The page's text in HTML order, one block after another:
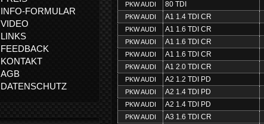
PKW AUDI 80 TDI
PKW AUDI A1 1.4 TDI CR
PKW AUDI A1 1.6 TDI CR
PKW AUDI A1 1.6 TDI CR
PKW AUDI A1 1.6 TDI CR
PKW AUDI A1 2.0 TDI CR
PKW AUDI A2 1.2 TDI PD
PKW AUDI A2 1.4 TDI PD
PKW AUDI A2 1.4 TDI PD
PKW AUDI A3 1.6 TDI CR
INFO-FORMULAR
VIDEO
LINKS
FEEDBACK
KONTAKT
AGB
DATENSCHUTZ